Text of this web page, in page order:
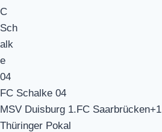
FC Schalke 04
MSV Duisburg 1.FC Saarbrücken+1
Thüringer Pokal